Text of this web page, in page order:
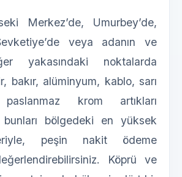
Merkez’de, Umurbey’de,
veya adanın ve
yakasındaki noktalarda
bakır, alüminyum, kablo, sarı
krom artıkları
bunları bölgedeki en yüksek
peşin nakit ödeme
Köprü ve